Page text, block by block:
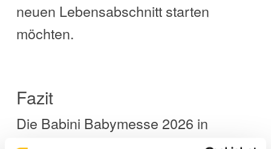
neuen Lebensabschnitt starten
möchten.
Fazit
Die Babini Babymesse 2026 in